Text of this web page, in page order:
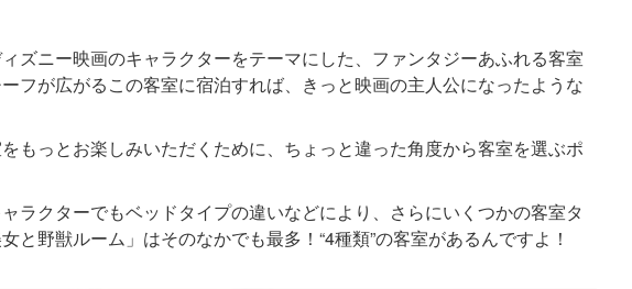
ズニー映画のキャラクターをテーマにした、ファンタジーあふれる客室
フが広がるこの客室に宿泊すれば、きっと映画の主人公になったような
もっとお楽しみいただくために、ちょっと違った角度から客室を選ぶポ
ラクターでもベッドタイプの違いなどにより、さらにいくつかの客室タ
と野獣ルーム」はそのなかでも最多！“4種類”の客室があるんですよ！